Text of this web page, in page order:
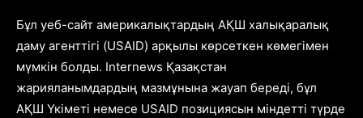
Бұл уеб-сайт америкалықтардың АҚШ халықаралық
даму агенттігі (USAID) арқылы көрсеткен көмегімен
мүмкін болды. Internews Қазақстан
жарияланымдардың мазмұнына жауап береді, бұл
АҚШ Үкіметі немесе USAID позициясын міндетті түрде